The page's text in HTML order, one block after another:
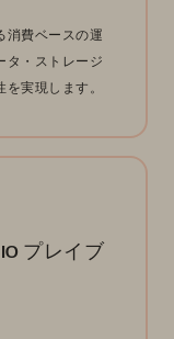
消費ベースの運
タ・ストレージ
実現します。
プレイブ